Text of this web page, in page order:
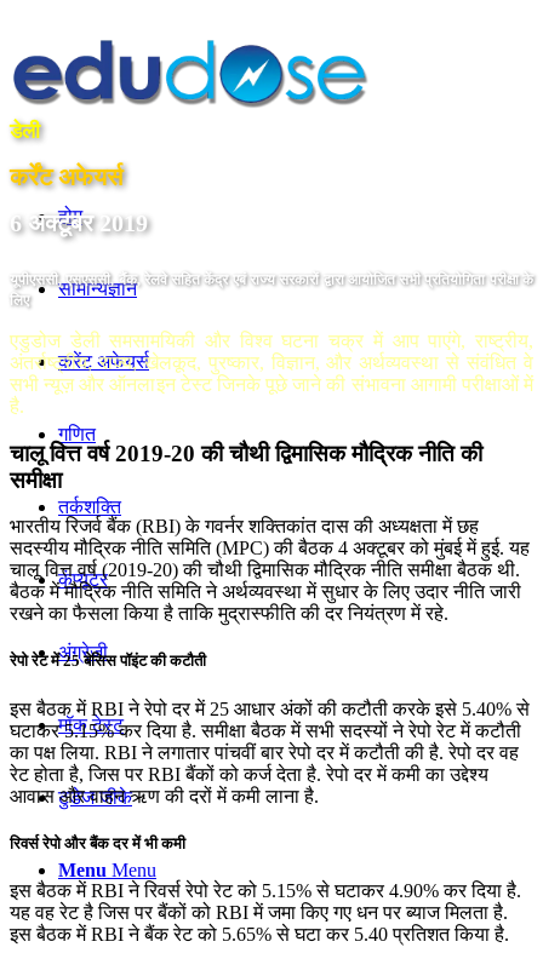
होम
सामान्यज्ञान
करेंट अफेयर्स
गणित
तर्कशक्ति
कंप्यूटर
अंग्रेजी
मॉक टेस्ट
टुडेज जीके
Menu Menu
डेली
कर्रेंट अफेयर्स
6 अक्टूबर 2019
यूपीएससी, एसएससी, बैंक, रेलवे सहित केंद्र एबं राज्य सरकारों द्वारा आयोजित सभी प्रतियोगिता परीक्षा के
लिए
एडुडोज डेली समसामयिकी और विश्व घटना चक्र में आप पाएंगे, राष्ट्रीय,
अंतर्राष्ट्रीय, राज्य, खेलकूद, पुरष्कार, विज्ञान, और अर्थव्यवस्था से संवंधित वे
सभी न्यूज़ और ऑनलाइन टेस्ट जिनके पूछे जाने की संभावना आगामी परीक्षाओं में
है.
चालू वित्त वर्ष 2019-20 की चौथी द्विमासिक मौद्रिक नीति की
समीक्षा
भारतीय रिजर्व बैंक (RBI) के गवर्नर शक्तिकांत दास की अध्यक्षता में छह
सदस्यीय मौद्रिक नीति समिति (MPC) की बैठक 4 अक्टूबर को मुंबई में हुई. यह
चालू वित्त वर्ष (2019-20) की चौथी द्विमासिक मौद्रिक नीति समीक्षा बैठक थी.
बैठक में मौद्रिक नीति समिति ने अर्थव्‍यवस्‍था में सुधार के लिए उदार नीति जारी
रखने का फैसला किया है ताकि मुद्रास्‍फीति की दर नियंत्रण में रहे.
रेपो रेट में 25 बेसिस पॉइंट की कटौती
इस बैठक में RBI ने रेपो दर में 25 आधार अंकों की कटौती करके इसे 5.40% से
घटाकर 5.15% कर दिया है. समीक्षा बैठक में सभी सदस्यों ने रेपो रेट में कटौती
का पक्ष लिया. RBI ने लगातार पांचवीं बार रेपो दर में कटौती की है. रेपो दर वह
रेट होता है, जिस पर RBI बैंकों को कर्ज देता है. रेपो दर में कमी का उद्देश्‍य
आवास और वाहन ऋण की दरों में कमी लाना है.
रिवर्स रेपो और बैंक दर में भी कमी
इस बैठक में RBI ने रिवर्स रेपो रेट को 5.15% से घटाकर 4.90% कर दिया है.
यह वह रेट है जिस पर बैंकों को RBI में जमा किए गए धन पर ब्याज मिलता है.
इस बैठक में RBI ने बैंक रेट को 5.65% से घटा कर 5.40 प्रतिशत किया है.